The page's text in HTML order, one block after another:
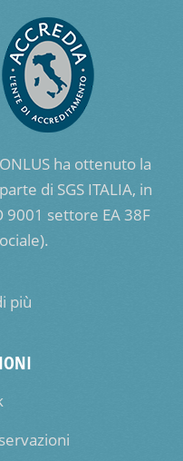
ha ottenuto la
di SGS ITALIA, in
9001 settore EA 38F
più